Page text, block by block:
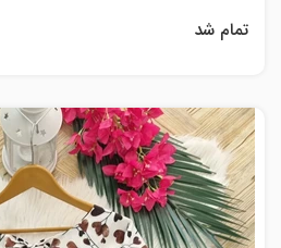
تمام شد